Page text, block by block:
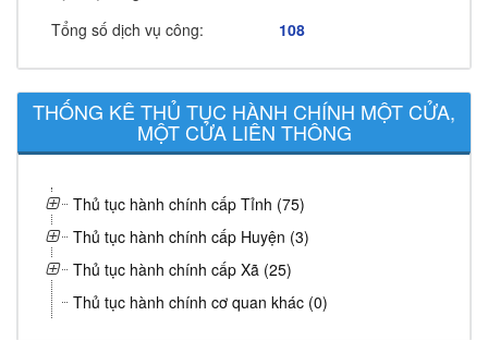
Tổng số dịch vụ công:
108
THỐNG KÊ THỦ TỤC HÀNH CHÍNH MỘT CỬA,
MỘT CỬA LIÊN THÔNG
Thủ tục hành chính cấp Tỉnh (75)
Thủ tục hành chính cấp Huyện (3)
Thủ tục hành chính cấp Xã (25)
Thủ tục hành chính cơ quan khác (0)